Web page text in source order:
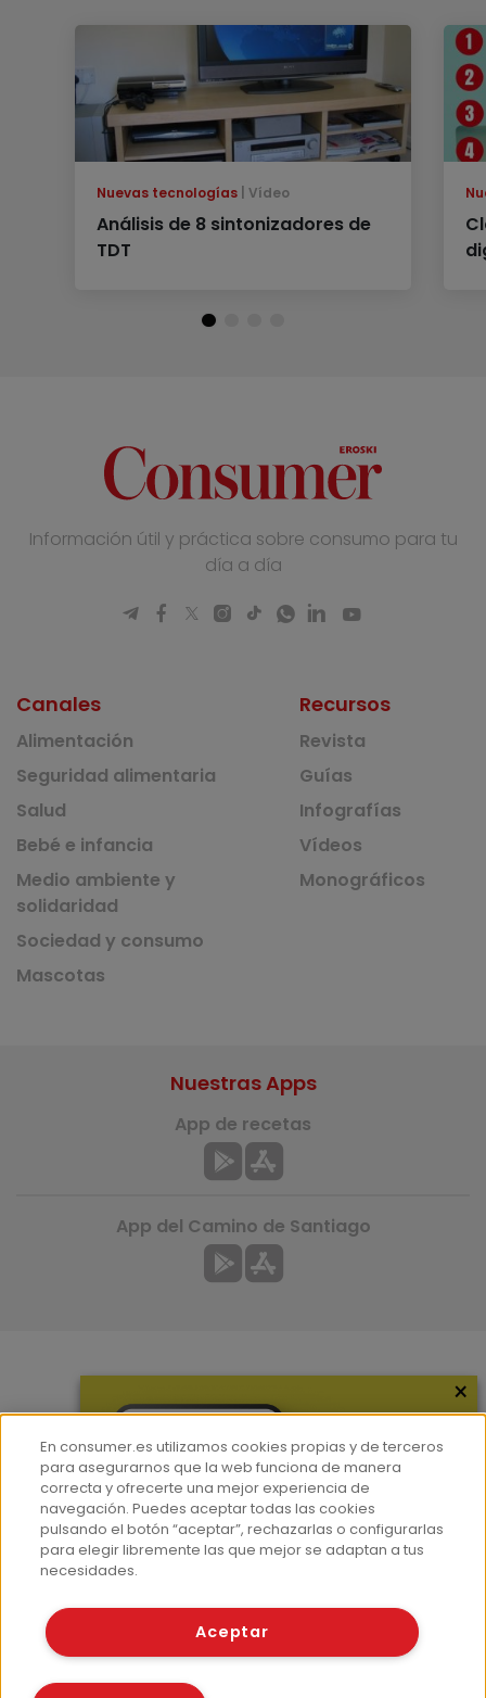
Nuevas tecnologías Vídeo
Análisis de 8 sintonizadores de
TDT
Información útil y práctica sobre consumo para tu
día a día
Canales
Alimentación
Seguridad alimentaria
Salud
Bebé e infancia
Medio ambiente y
solidaridad
Sociedad y consumo
Mascotas
Recursos
Revista
Guías
Infografías
Vídeos
Monográficos
Hemeroteca
Contacto
Prensa
Corpus Lingüístico Consumer
Nuestras Apps
App de recetas
App del Camino de Santiago
© Fundación EROSKI
Políticas de cookies
×
En consumer.es utilizamos cookies propias y de terceros
para asegurarnos que la web funciona de manera
correcta y ofrecerte una mejor experiencia de
navegación. Puedes aceptar todas las cookies
pulsando el botón “aceptar”, rechazarlas o configurarlas
para elegir libremente las que mejor se adaptan a tus
necesidades.
Aceptar